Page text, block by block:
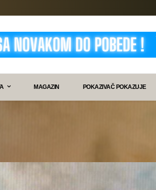
MAGAZIN POKAZIVAČ POKAZUJE